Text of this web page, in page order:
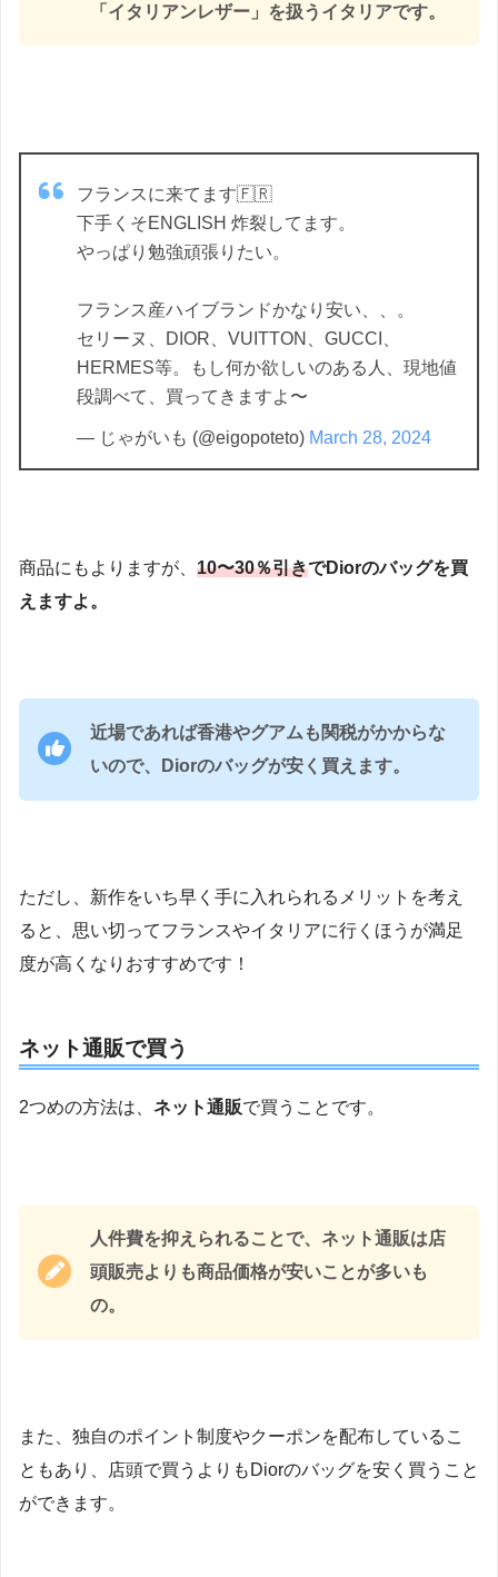
「イタリアンレザー」を扱うイタリアです。
フランスに来てます🇫🇷
下手くそENGLISH 炸裂してます。
やっぱり勉強頑張りたい。
フランス産ハイブランドかなり安い、、。
セリーヌ、DIOR、VUITTON、GUCCI、
HERMES等。もし何か欲しいのある人、現地値
段調べて、買ってきますよ〜
— じゃがいも (@eigopoteto) March 28, 2024
商品にもよりますが、 10〜30％引きでDiorのバッグを買
えますよ。
近場であれば香港やグアムも関税がかからな
いので、Diorのバッグが安く買えます。
ただし、新作をいち早く手に入れられるメリットを考え
ると、思い切ってフランスやイタリアに行くほうが満足
度が高くなりおすすめです！
ネット通販で買う
2つめの方法は、 ネット通販で買うことです。
人件費を抑えられることで、ネット通販は店
頭販売よりも商品価格が安いことが多いも
の。
また、独自のポイント制度やクーポンを配布しているこ
ともあり、店頭で買うよりもDiorのバッグを安く買うこと
ができます。